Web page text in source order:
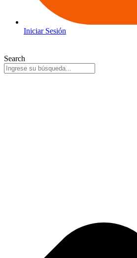
Iniciar Sesión
Search